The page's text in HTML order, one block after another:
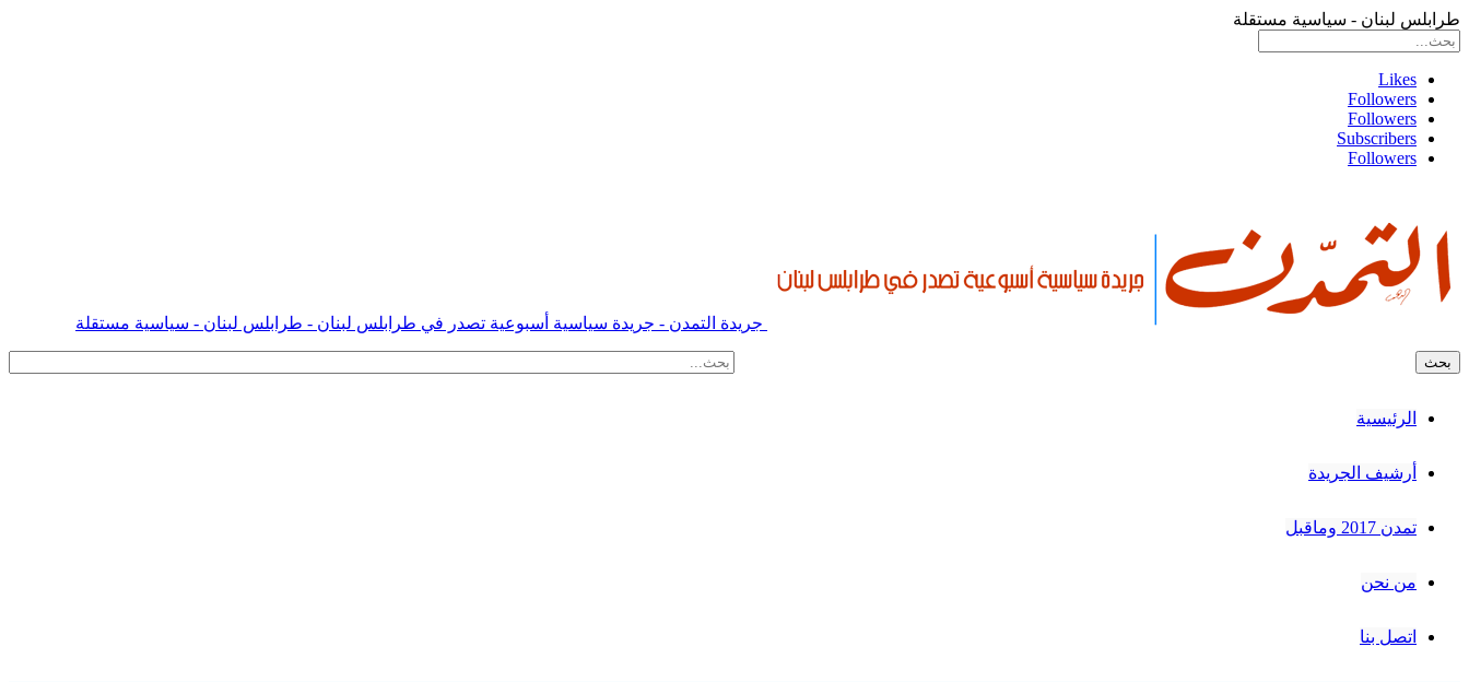
طرابلس لبنان - سياسية مستقلة
Likes
Followers
Followers
Subscribers
Followers
جريدة التمدن - جريدة سياسية أسبوعية تصدر في طرابلس لبنان - طرابلس لبنان - سياسية مستقلة
الرئيسية
أرشيف الجريدة
تمدن 2017 وماقبل
من نحن
اتصل بنا